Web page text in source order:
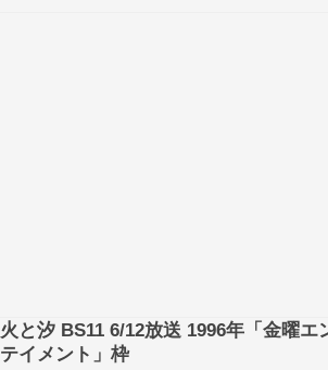
火と汐 BS11 6/12放送 1996年「金曜エ
テイメント」枠